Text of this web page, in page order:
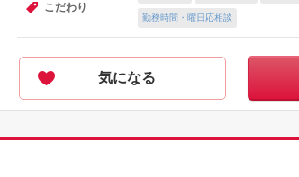
こだわり
勤務時間・曜日応相談
気になる